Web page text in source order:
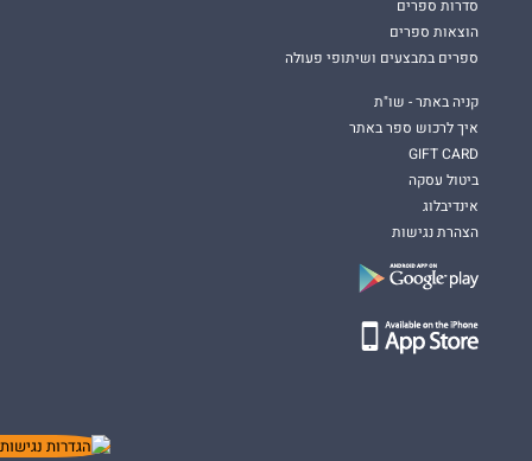
סדרות ספרים
הוצאות ספרים
ספרים במבצעים ושיתופי פעולה
קניה באתר - שו"ת
איך לרכוש ספר באתר
GIFT CARD
ביטול עסקה
אינדיבלוג
הצהרת נגישות